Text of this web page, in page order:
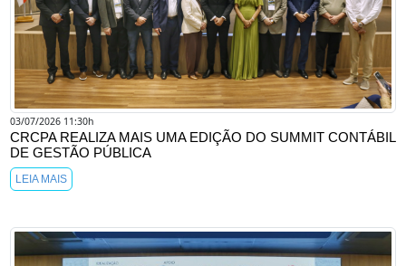
03/07/2026 11:30h
CRCPA REALIZA MAIS UMA EDIÇÃO DO SUMMIT CONTÁBIL
DE GESTÃO PÚBLICA
LEIA MAIS